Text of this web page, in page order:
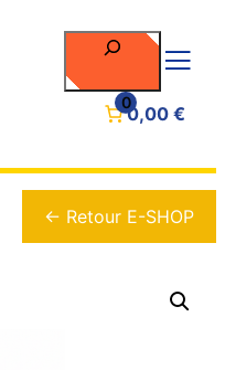
Rechercher
0
0,00 €
← Retour E-SHOP